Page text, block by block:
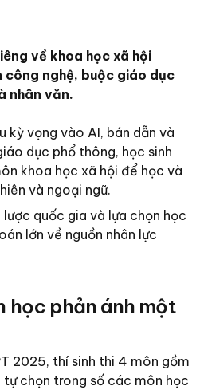
về khoa học xã hội
nghệ, buộc giáo dục
nhân văn.
kỳ vọng vào AI, bán dẫn và
dục phổ thông, học sinh
khoa học xã hội để học và
và ngoại ngữ.
quốc gia và lựa chọn học
lớn về nguồn nhân lực
học phản ánh một
2025, thí sinh thi 4 môn gồm
tự chọn trong số các môn học